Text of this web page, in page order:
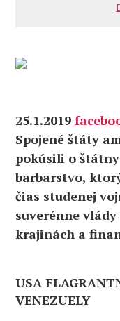
25.1.2019
Spojené štáty
pokúsili o
barbarstvo,
čias studenej
suverénne
krajinách a
USA
VENEZUELY